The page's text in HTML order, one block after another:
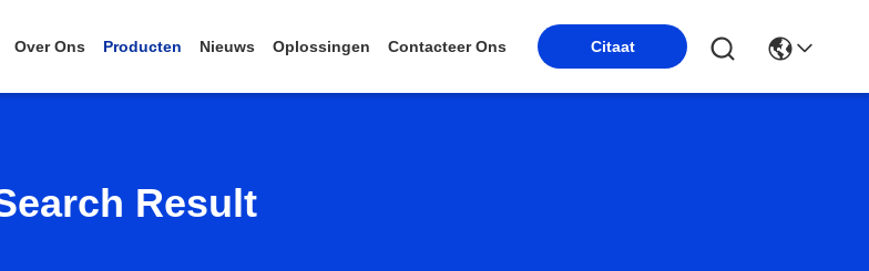
Over Ons Producten Nieuws Oplossingen Contacteer Ons Citaat
Result